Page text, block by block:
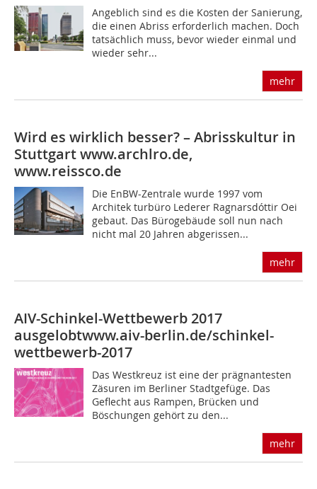
Angeblich sind es die Kosten der Sanierung,
die einen Abriss erforderlich machen. Doch
tatsächlich muss, bevor wieder einmal und
wieder sehr...
mehr
Wird es wirklich besser? – Abrisskultur in
Stuttgartwww.archlro.de,
www.reissco.de
Die EnBW-Zentrale wurde 1997 vom
Architek turbüro Lederer Ragnarsdóttir Oei
gebaut. Das Bürogebäude soll nun nach
nicht mal 20 Jahren abgerissen...
mehr
AIV-Schinkel-Wettbewerb 2017
ausgelobtwww.aiv-berlin.de/schinkel-
wettbewerb-2017
Das Westkreuz ist eine der prägnantesten
Zäsuren im Berliner Stadtgefüge. Das
Geflecht aus Rampen, Brücken und
Böschungen gehört zu den...
mehr